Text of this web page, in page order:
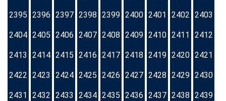
2395 2396 2397 2398 2399 2400 2401 2402 2403
2404 2405 2406 2407 2408 2409 2410 2411 2412
2413 2414 2415 2416 2417 2418 2419 2420 2421
2422 2423 2424 2425 2426 2427 2428 2429 2430
2431 2432 2433 2434 2435 2436 2437 2438 2439